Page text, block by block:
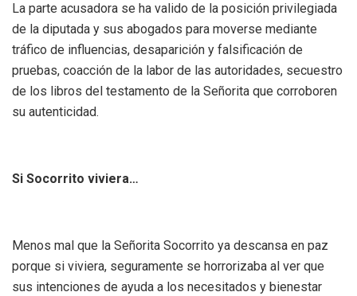
La parte acusadora se ha valido de la posición privilegiada
de la diputada y sus abogados para moverse mediante
tráfico de influencias, desaparición y falsificación de
pruebas, coacción de la labor de las autoridades, secuestro
de los libros del testamento de la Señorita que corroboren
su autenticidad.
Si Socorrito viviera…
Menos mal que la Señorita Socorrito ya descansa en paz
porque si viviera, seguramente se horrorizaba al ver que
sus intenciones de ayuda a los necesitados y bienestar